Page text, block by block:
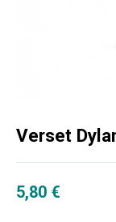
Verset
5,80 €